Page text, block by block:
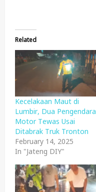
Related
Kecelakaan Maut di
Lumbir, Dua Pengendara
Motor Tewas Usai
Ditabrak Truk Tronton
February 14, 2025
In "Jateng DIY"